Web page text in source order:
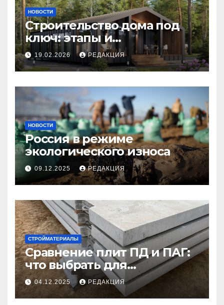
НОВОСТИ
Строительство дома под
ключ: этапы и
планирование бюджета
19.02.2026 РЕДАКЦИЯ
НОВОСТИ
Россия в режиме
экологического износа
09.12.2025 РЕДАКЦИЯ
СТРОЙМАТЕРИАЛЫ
Сравнение плит ПД и ПАГ:
что выбрать для
долговечного и прочного
покрытия
04.12.2025 РЕДАКЦИЯ